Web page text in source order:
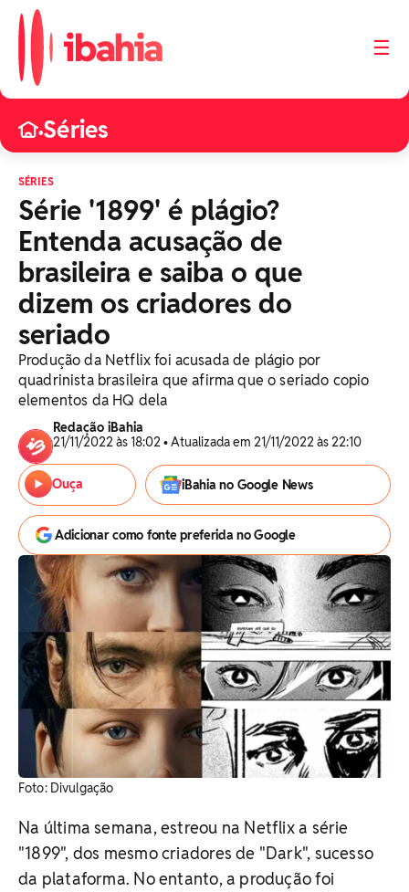
☰
•Séries
SÉRIES
Série '1899' é plágio?
Entenda acusação de
brasileira e saiba o que
dizem os criadores do
seriado
Produção da Netflix foi acusada de plágio por
quadrinista brasileira que afirma que o seriado copio
elementos da HQ dela
Redação iBahia
21/11/2022 às 18:02 • Atualizada em 21/11/2022 às 22:10
Ouça iBahia no Google News
Adicionar como fonte preferida no Google
Foto: Divulgação
Na última semana, estreou na Netflix a série
"1899", dos mesmo criadores de "Dark", sucesso
da plataforma. No entanto, a produção foi